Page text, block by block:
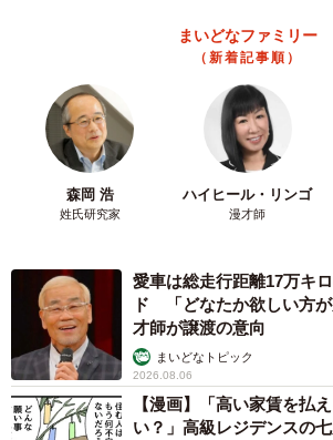
まいどなファミリー
（新着記事順）
森岡 浩
姓氏研究家
ハイヒール・リンゴ
漫才師
愛車は総走行距離17万キ
ド 「どなたか欲しい方
才師が譲渡の意向
まいどなトピック
2026.08.06
【漫画】「高い家賃を払
い？」高級レジデンスの